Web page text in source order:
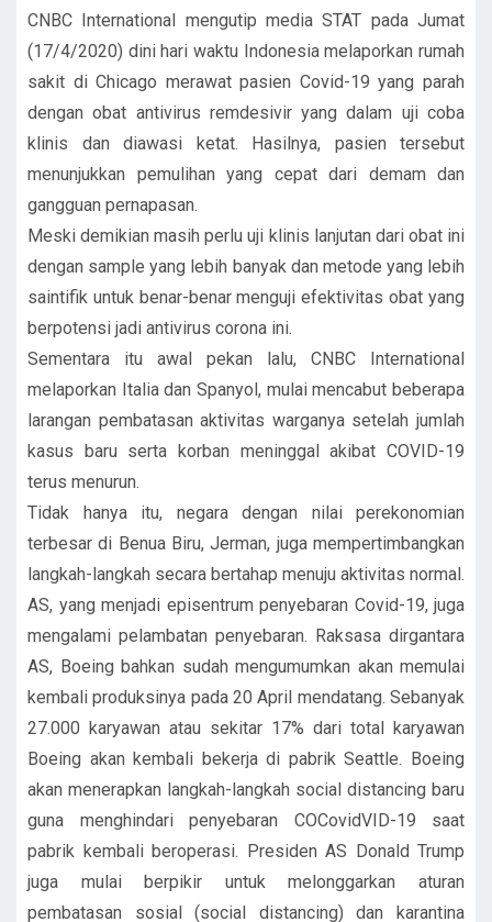
CNBC International mengutip media STAT pada Jumat
(17/4/2020) dini hari waktu Indonesia melaporkan rumah
sakit di Chicago merawat pasien Covid-19 yang parah
dengan obat antivirus remdesivir yang dalam uji coba
klinis dan diawasi ketat. Hasilnya, pasien tersebut
menunjukkan pemulihan yang cepat dari demam dan
gangguan pernapasan.
Meski demikian masih perlu uji klinis lanjutan dari obat ini
dengan sample yang lebih banyak dan metode yang lebih
saintifik untuk benar-benar menguji efektivitas obat yang
berpotensi jadi antivirus corona ini.
Sementara itu awal pekan lalu, CNBC International
melaporkan Italia dan Spanyol, mulai mencabut beberapa
larangan pembatasan aktivitas warganya setelah jumlah
kasus baru serta korban meninggal akibat COVID-19
terus menurun.
Tidak hanya itu, negara dengan nilai perekonomian
terbesar di Benua Biru, Jerman, juga mempertimbangkan
langkah-langkah secara bertahap menuju aktivitas normal.
AS, yang menjadi episentrum penyebaran Covid-19, juga
mengalami pelambatan penyebaran. Raksasa dirgantara
AS, Boeing bahkan sudah mengumumkan akan memulai
kembali produksinya pada 20 April mendatang. Sebanyak
27.000 karyawan atau sekitar 17% dari total karyawan
Boeing akan kembali bekerja di pabrik Seattle. Boeing
akan menerapkan langkah-langkah social distancing baru
guna menghindari penyebaran COCovidVID-19 saat
pabrik kembali beroperasi. Presiden AS Donald Trump
juga mulai berpikir untuk melonggarkan aturan
pembatasan sosial (social distancing) dan karantina